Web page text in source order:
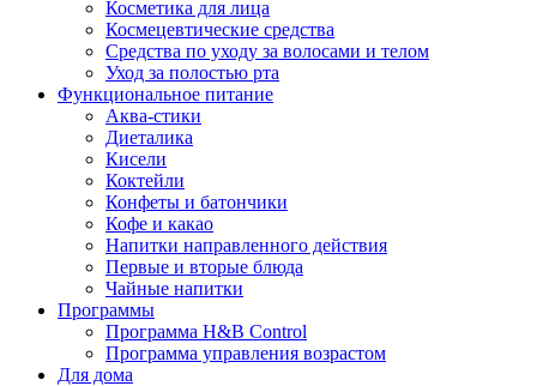
Косметика для лица
Космецевтические средства
Средства по уходу за волосами и телом
Уход за полостью рта
Функциональное питание
Аква-стики
Диеталика
Кисели
Коктейли
Конфеты и батончики
Кофе и какао
Напитки направленного действия
Первые и вторые блюда
Чайные напитки
Программы
Программа H&B Control
Программа управления возрастом
Для дома